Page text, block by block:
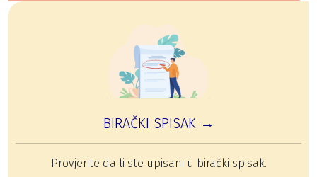
BIRAČKI SPISAK →
Provjerite da li ste upisani u birački spisak.